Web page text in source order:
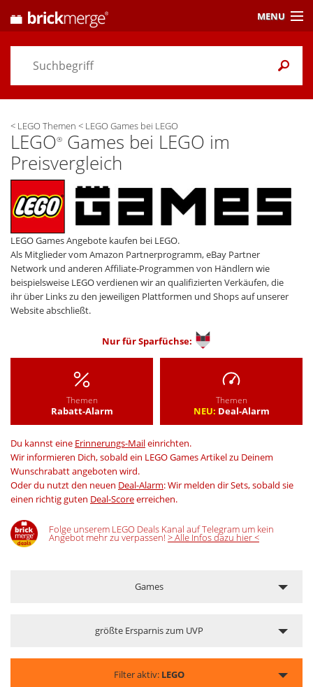
< LEGO Themen < LEGO Games bei LEGO
LEGO® Games bei LEGO im
Preisvergleich
LEGO Games Angebote kaufen bei LEGO.
Als Mitglieder vom Amazon Partnerprogramm, eBay Partner
Network und anderen Affiliate-Programmen von Händlern wie
beispielsweise LEGO verdienen wir an qualifizierten Verkäufen, die
ihr über Links zu den jeweiligen Plattformen und Shops auf unserer
Website abschließt.
Nur fürSparfüchse:
Themen
Rabatt-Alarm
Themen
NEU: Deal-Alarm
Du kannst eine Erinnerungs-Maileinrichten.
Wir informieren Dich, sobald ein LEGO Games Artikel zu Deinem
Wunschrabatt angeboten wird.
Oder du nutzt den neuen Deal-Alarm: Wir melden dir Sets, sobald sie
einen richtig guten Deal-Scoreerreichen.
Folge unserem LEGO Deals Kanal auf Telegram um kein
Angebot mehr zu verpassen! > Alle Infos dazu hier <
Games
größte Ersparnis zum UVP
Filter aktiv: LEGO
MENU
Preisvergleich
Themen/ Händler
Alarme& Wunschlisten
Einstellungen